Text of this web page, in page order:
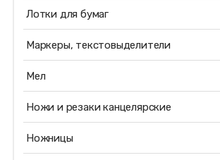
Лотки для бумаг
Маркеры, текстовыделители
Мел
Ножи и резаки канцелярские
Ножницы